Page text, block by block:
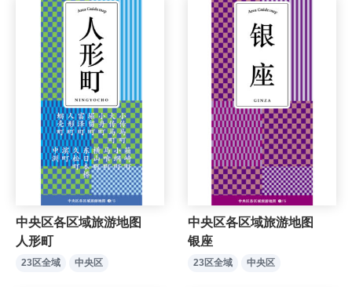
中央区各区域旅游地图
人形町
23区全域 中央区
中央区各区域旅游地图
银座
23区全域 中央区